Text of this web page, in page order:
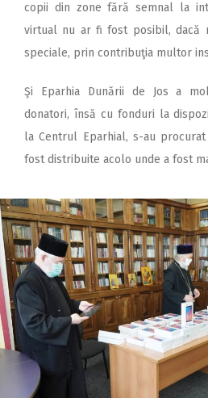
copii din zone fără semnal la
virtual nu ar fi fost posibil, dacă
speciale, prin contribuţia multor
Şi Eparhia Dunării de Jos a
donatori, însă cu fonduri la
la Centrul Eparhial, s-au
fost distribuite acolo unde a fost